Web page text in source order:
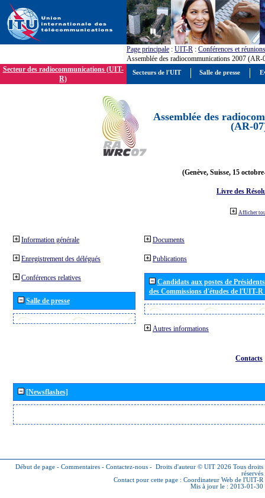
Page principale : UIT-R : Conférences et réunions
Assemblée des radiocommunications 2007 (AR-
Secteur des radiocommunications (UIT-
R)
Assemblée des
(AR-
(Genève, Suisse, 15
Livre des
Afficher
Information générale
Enregistrement des délégués
Conférences relatives
Salle de presse
Documents
Publications
Candidats aux postes de
des Commissions d'études de l'UIT-
Autres informations
Contacts
[Newsflashes]
Début de page - Commentaires - Contactez-nous - Droits d'auteur © UIT 2026 Tous droits
réservés
Contact pour cette page : Coordinateur Web de l'UIT-R
Mis à jour le : 2013-01-30
Secteurs de l'UIT Salle de presse